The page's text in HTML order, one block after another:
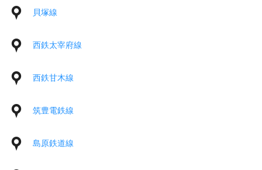
貝塚線
西鉄太宰府線
西鉄甘木線
筑豊電鉄線
島原鉄道線